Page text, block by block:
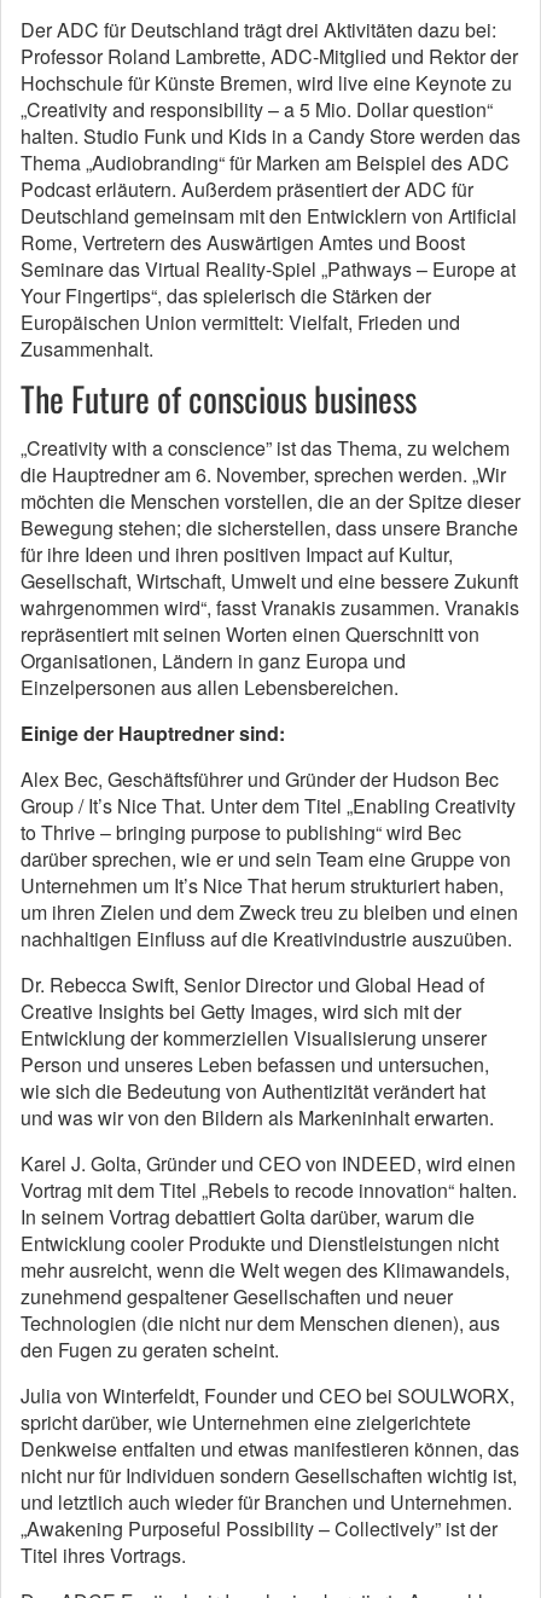
Der ADC für Deutschland trägt drei Aktivitäten dazu bei:
Professor Roland Lambrette, ADC-Mitglied und Rektor der
Hochschule für Künste Bremen, wird live eine Keynote zu
„Creativity and responsibility – a 5 Mio. Dollar question“
halten. Studio Funk und Kids in a Candy Store werden das
Thema „Audiobranding“ für Marken am Beispiel des ADC
Podcast erläutern. Außerdem präsentiert der ADC für
Deutschland gemeinsam mit den Entwicklern von Artificial
Rome, Vertretern des Auswärtigen Amtes und Boost
Seminare das Virtual Reality-Spiel „Pathways – Europe at
Your Fingertips“, das spielerisch die Stärken der
Europäischen Union vermittelt: Vielfalt, Frieden und
Zusammenhalt.
The Future of conscious business
„Creativity with a conscience” ist das Thema, zu welchem
die Hauptredner am 6. November, sprechen werden. „Wir
möchten die Menschen vorstellen, die an der Spitze dieser
Bewegung stehen; die sicherstellen, dass unsere Branche
für ihre Ideen und ihren positiven Impact auf Kultur,
Gesellschaft, Wirtschaft, Umwelt und eine bessere Zukunft
wahrgenommen wird“, fasst Vranakis zusammen. Vranakis
repräsentiert mit seinen Worten einen Querschnitt von
Organisationen, Ländern in ganz Europa und
Einzelpersonen aus allen Lebensbereichen.
Einige der Hauptredner sind:
Alex Bec, Geschäftsführer und Gründer der Hudson Bec
Group / It’s Nice That. Unter dem Titel „Enabling Creativity
to Thrive – bringing purpose to publishing“ wird Bec
darüber sprechen, wie er und sein Team eine Gruppe von
Unternehmen um It’s Nice That herum strukturiert haben,
um ihren Zielen und dem Zweck treu zu bleiben und einen
nachhaltigen Einfluss auf die Kreativindustrie auszuüben.
Dr. Rebecca Swift, Senior Director und Global Head of
Creative Insights bei Getty Images, wird sich mit der
Entwicklung der kommerziellen Visualisierung unserer
Person und unseres Leben befassen und untersuchen,
wie sich die Bedeutung von Authentizität verändert hat
und was wir von den Bildern als Markeninhalt erwarten.
Karel J. Golta, Gründer und CEO von INDEED, wird einen
Vortrag mit dem Titel „Rebels to recode innovation“ halten.
In seinem Vortrag debattiert Golta darüber, warum die
Entwicklung cooler Produkte und Dienstleistungen nicht
mehr ausreicht, wenn die Welt wegen des Klimawandels,
zunehmend gespaltener Gesellschaften und neuer
Technologien (die nicht nur dem Menschen dienen), aus
den Fugen zu geraten scheint.
Julia von Winterfeldt, Founder und CEO bei SOULWORX,
spricht darüber, wie Unternehmen eine zielgerichtete
Denkweise entfalten und etwas manifestieren können, das
nicht nur für Individuen sondern Gesellschaften wichtig ist,
und letztlich auch wieder für Branchen und Unternehmen.
„Awakening Purposeful Possibility – Collectively” ist der
Titel ihres Vortrags.